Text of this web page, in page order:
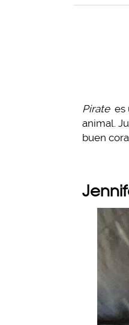
Pirate es
animal.
buen